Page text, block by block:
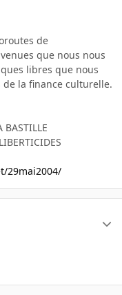
de
que nous nous
libres que nous
la finance culturelle.
BASTILLE
29mai2004/